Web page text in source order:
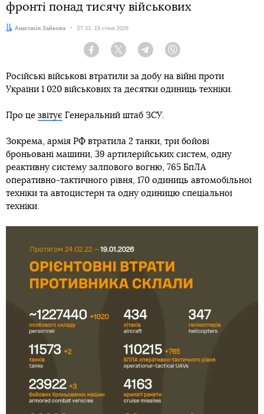
фронті понад тисячу військових
Автор:
Анастасія Зайкова Дата:
07:33, 19 січня 2026
Facebook Twitter Telegram
Російські військові втратили за добу на війні проти
України 1 020 військових та десятки одиниць техніки.
Про це звітує Генеральний штаб ЗСУ.
Зокрема, армія РФ втратила 2 танки, три бойові
броньовані машини, 39 артилерійських систем, одну
реактивну систему залпового вогню, 765 БпЛА
оперативно-тактичного рівня, 170 одиниць автомобільної
техніки та автоцистерн та одну одиницю спеціальної
техніки.